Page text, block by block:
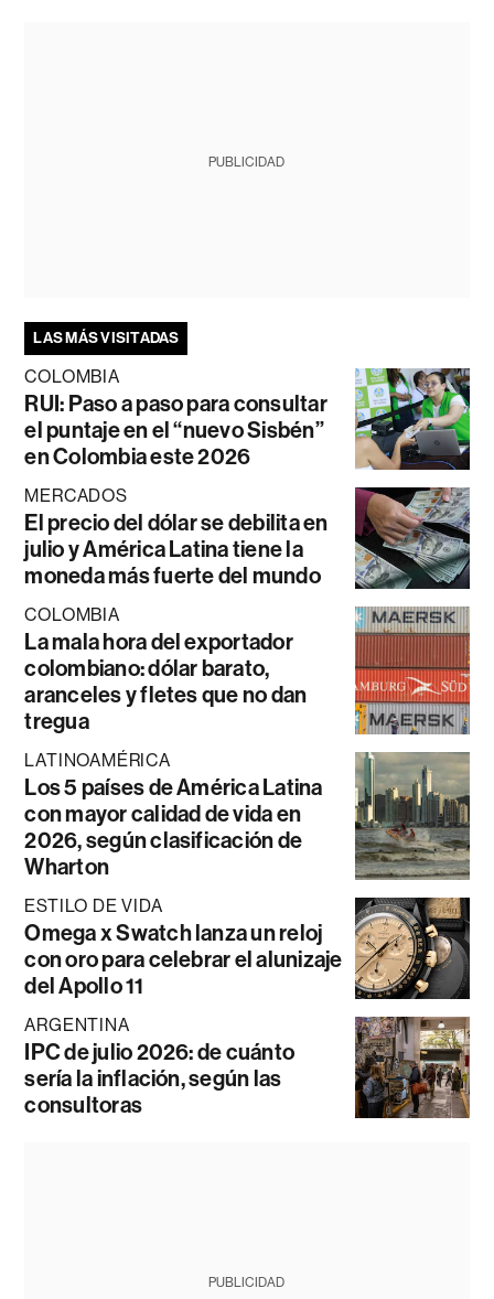
PUBLICIDAD
LAS MÁS VISITADAS
COLOMBIA
RUI: Paso a paso para consultar
el puntaje en el “nuevo Sisbén”
en Colombia este 2026
MERCADOS
El precio del dólar se debilita en
julio y América Latina tiene la
moneda más fuerte del mundo
COLOMBIA
La mala hora del exportador
colombiano: dólar barato,
aranceles y fletes que no dan
tregua
LATINOAMÉRICA
Los 5 países de América Latina
con mayor calidad de vida en
2026, según clasificación de
Wharton
ESTILO DE VIDA
Omega x Swatch lanza un reloj
con oro para celebrar el alunizaje
del Apollo 11
ARGENTINA
IPC de julio 2026: de cuánto
sería la inflación, según las
consultoras
PUBLICIDAD